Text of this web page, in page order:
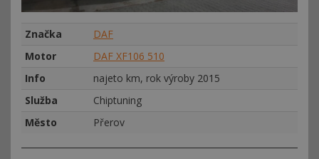
Značka
DAF
Motor
DAF XF106 510
Info
najeto km, rok výroby 2015
Služba
Chiptuning
Město
Přerov